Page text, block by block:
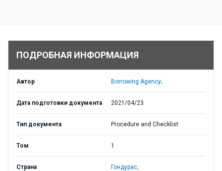
ПОДРОБНАЯ ИНФОРМАЦИЯ
Автор Borrowing Agency;
Дата подготовки документа 2021/04/23
Тип документа Procedure and Checklist
Том 1
Страна Гондурас,